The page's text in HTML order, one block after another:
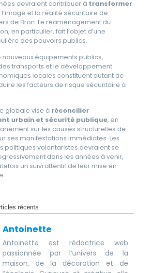
devraient contribuer à transformer
l’image et la réalité sécuritaire de
de Bron. Le réaménagement du
en particulier, fait l’objet d’une
des pouvoirs publics.
nouveaux équipements publics,
transports et le développement
locales constituent autant de
les facteurs de risque sécuritaire à
globale vise à réconcilier
urbain et sécurité publique, en
sur les causes structurelles de
ses manifestations immédiates. Les
politiques volontaristes devraient se
dans les années à venir,
un suivi attentif de leur mise en
récents
Antoinette
Antoinette est rédactrice web
passionnée par l’univers de la
maison, de la décoration et de